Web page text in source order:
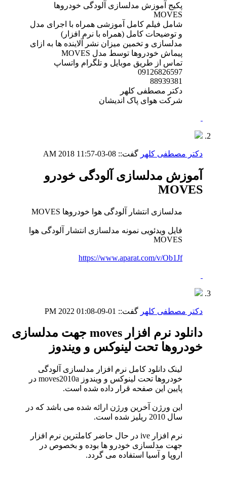
پکیج آموزش مدلسازی آلودگی خودروها
MOVES
شامل فیلم کامل آموزشی همراه با اجرای مدل
و توضیحات کامل (همراه با نرم افزار)
مدلسازی و تخمین میزان نشر آلاینده ها به ازای
پیماش خودروها توسط مدل MOVES
تماس از طریق موبایل و تلگرام واتساپ
09126826597
88939381
دکتر مصطفی کلهر
شرکت هوای پاک اندیشان
دکتر مصطفی کلهر گفت:: 08-03-2018
11:57 AM
آموزش مدلسازی آلودگی خودرو
MOVES
مدلسازی انتشار آلودگی هوا خودروها MOVES
فایل ویدئویی نمونه مدلسازی انتشار آلودگی هوا
MOVES
https://www.aparat.com/v/Ob1Jf
دکتر مصطفی کلهر گفت:: 01-09-2022
01:08 PM
دانلود نرم افزار moves جهت مدلسازی
خودروها تحت لینوکس و ویندوز
لینک دانلود کامل نرم افزار مدلسازی آلودگی
خودروها تحت لینوکس و ویندوز moves2010a در
پایین این صفحه قرار داده شده است.
این ورژن آخرین ورژن ارائه شده می باشد که در
سال 2010 ریلیز شده است.
نرم افزار ive در حال حاضر کاملترین نرم افزار
جهت مدلسازی خودرو ها بوده و بخصوص در
اروپا و آسیا استفاده می گردد.